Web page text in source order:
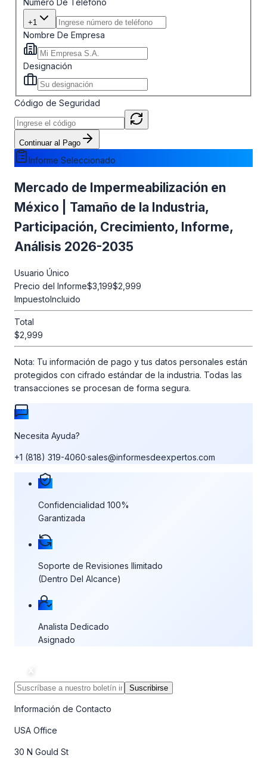
+1
Nombre De Empresa
Designación
Código de Seguridad
Continuar al Pago
Informe Seleccionado
Mercado de Impermeabilización en
México | Tamaño de la Industria,
Participación, Crecimiento, Informe,
Análisis 2026-2035
Usuario Único
Precio del Informe$3,199$2,999
ImpuestoIncluido
Total
$2,999
Nota: Tu información de pago y tus datos personales están
protegidos con cifrado estándar de la industria. Todas las
transacciones se procesan de forma segura.
Necesita Ayuda?
+1 (818) 319-4060·sales@informesdeexpertos.com
Nuestras garantías de compra
Confidencialidad 100%
Garantizada
Soporte de Revisiones Ilimitado
(Dentro Del Alcance)
Analista Dedicado
Asignado
Suscribirse
Información de Contacto
USA Office
30 N Gould St